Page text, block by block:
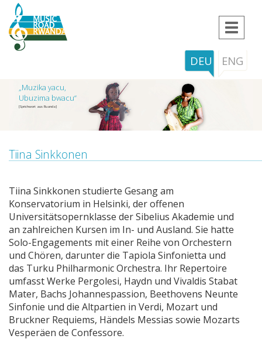
Toggle
DEU ENG
„Muzika yacu,
Ubuzima bwacu“
[Sprichwort aus Ruanda]
Tiina Sinkkonen
Tiina Sinkkonen studierte Gesang am
Konservatorium in Helsinki, der offenen
Universitätsopernklasse der Sibelius Akademie und
an zahlreichen Kursen im In- und Ausland. Sie hatte
Solo-Engagements mit einer Reihe von Orchestern
und Chören, darunter die Tapiola Sinfonietta und
das Turku Philharmonic Orchestra. Ihr Repertoire
umfasst Werke Pergolesi, Haydn und Vivaldis Stabat
Mater, Bachs Johannespassion, Beethovens Neunte
Sinfonie und die Altpartien in Verdi, Mozart und
Bruckner Requiems, Händels Messias sowie Mozarts
Vesperäen de Confessore.